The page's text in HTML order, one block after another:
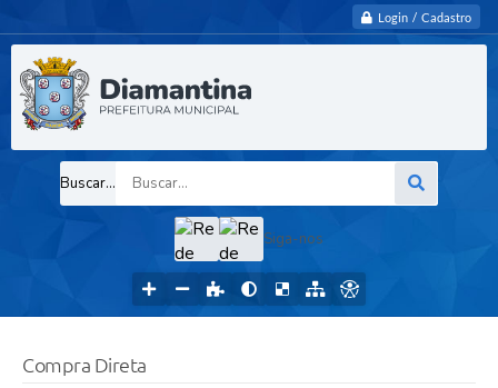
Login / Cadastro
Buscar...
Siga-nos
Compra Direta